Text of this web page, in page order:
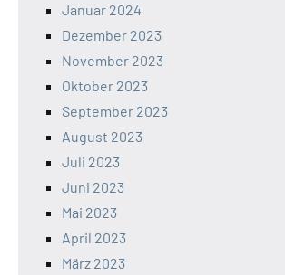
Januar 2024
Dezember 2023
November 2023
Oktober 2023
September 2023
August 2023
Juli 2023
Juni 2023
Mai 2023
April 2023
März 2023